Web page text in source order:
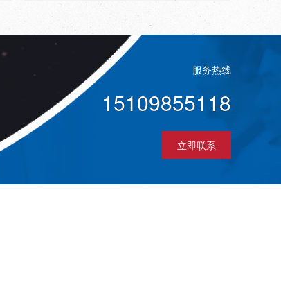
服务热线
15109855118
立即联系